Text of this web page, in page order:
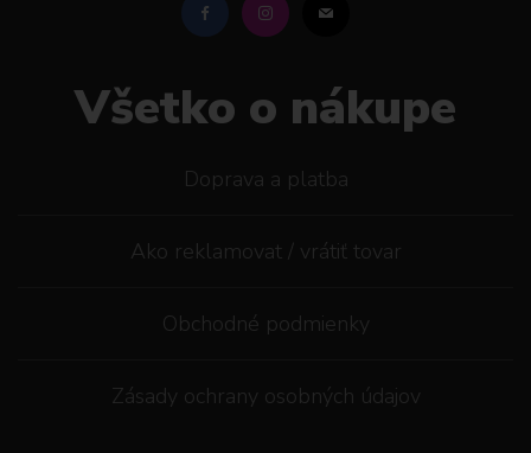
Všetko o nákupe
Doprava a platba
Ako reklamovat / vrátiť tovar
Obchodné podmienky
Zásady ochrany osobných údajov